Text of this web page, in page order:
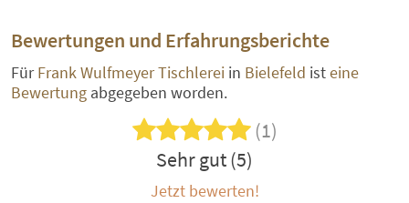
Bewertungen und Erfahrungsberichte
FürFrank Wulfmeyer Tischlerei in Bielefeld isteine
Bewertung abgegeben worden.
(1)
Sehr gut (5)
Jetzt bewerten!